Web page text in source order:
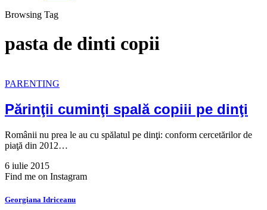
Browsing Tag
pasta de dinti copii
PARENTING
Părinţii cuminţi spală copiii pe dinţi
Românii nu prea le au cu spălatul pe dinţi: conform cercetărilor de
piaţă din 2012…
6 iulie 2015
Find me on Instagram
Georgiana Idriceanu